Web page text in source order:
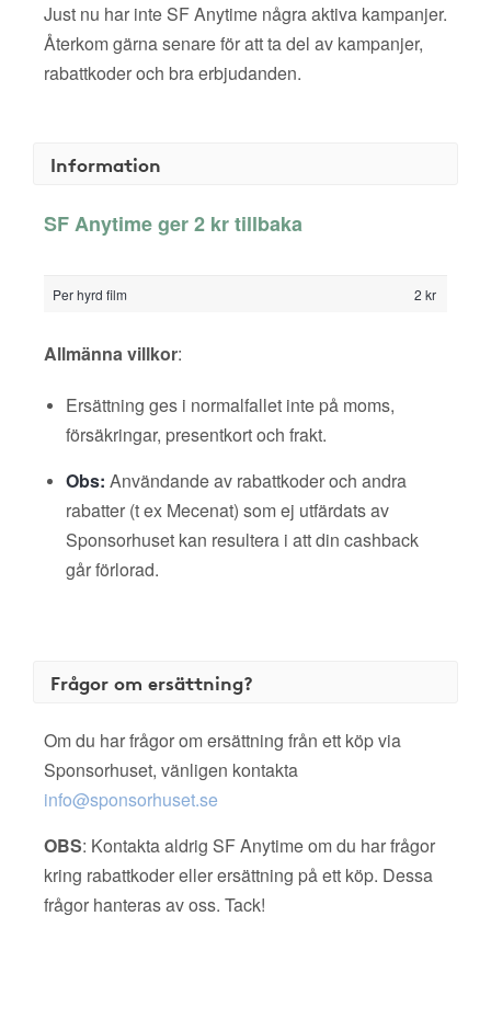
Just nu har inte SF Anytime några aktiva kampanjer.
Återkom gärna senare för att ta del av kampanjer,
rabattkoder och bra erbjudanden.
Information
SF Anytime ger 2 kr tillbaka
Per hyrd film 2 kr
Allmänna villkor:
Ersättning ges i normalfallet inte på moms,
försäkringar, presentkort och frakt.
Obs: Användande av rabattkoder och andra
rabatter (t ex Mecenat) som ej utfärdats av
Sponsorhuset kan resultera i att din cashback
går förlorad.
Frågor om ersättning?
Om du har frågor om ersättning från ett köp via
Sponsorhuset, vänligen kontakta
info@sponsorhuset.se
OBS: Kontakta aldrig SF Anytime om du har frågor
kring rabattkoder eller ersättning på ett köp. Dessa
frågor hanteras av oss. Tack!